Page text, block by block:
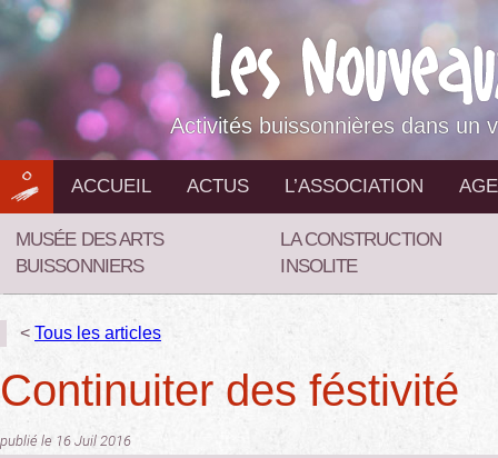
Aller
au
contenu
Activités buissonnières dans un
ACCUEIL ACTUS L’ASSOCIATION
MUSÉE DES ARTS
BUISSONNIERS
LA CONSTRUCTION
INSOLITE
< Tous les articles
Continuiter des féstivité
publié le 16 Juil 2016